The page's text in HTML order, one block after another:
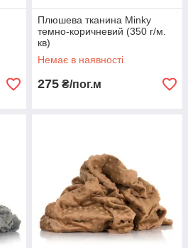
Плюшева тканина Minky
темно-коричневий (350 г/м.
кв)
Немає в наявності
275 ₴/пог.м